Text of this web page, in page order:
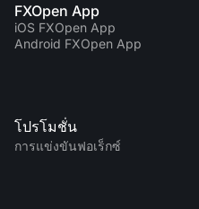
FXOpen App
iOS FXOpen App
Android FXOpen App
โปรโมชั่น
การแข่งขันฟอเร็กซ์